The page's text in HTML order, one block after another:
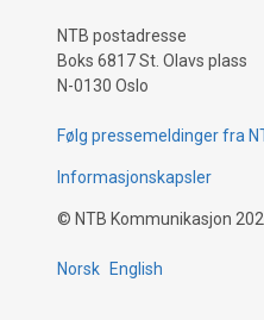
NTB postadresse
Boks 6817 St. Olavs plass
N-0130 Oslo
Følg pressemeldinger fra
Informasjonskapsler
© NTB Kommunikasjon
Norsk English